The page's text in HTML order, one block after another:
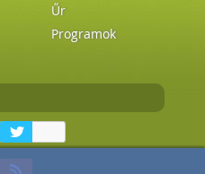
Űr
Programok